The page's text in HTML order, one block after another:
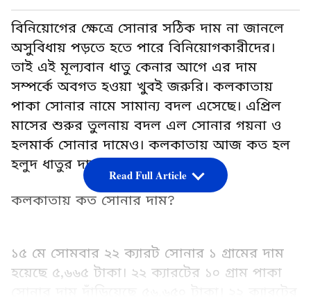
বিনিয়োগের ক্ষেত্রে সোনার সঠিক দাম না জানলে
অসুবিধায় পড়তে হতে পারে বিনিয়োগকারীদের।
তাই এই মূল্যবান ধাতু কেনার আগে এর দাম
সম্পর্কে অবগত হওয়া খুবই জরুরি। কলকাতায়
পাকা সোনার নামে সামান্য বদল এসেছে। এপ্রিল
মাসের শুরুর তুলনায় বদল এল সোনার গয়না ও
হলমার্ক সোনার দামেও। কলকাতায় আজ কত হল
হলুদ ধাতুর দাম? দেখে নেওয়া যাক।
কলকাতায় কত সোনার দাম?
১৫ মে সোমবার ২২ ক্যারট সোনার ১ গ্রামের দাম
হয়েছে ৫,৬৬৫ টাকা। ২২ ক্যারটের ১০ গ্রাম পাকা
Read Full Article